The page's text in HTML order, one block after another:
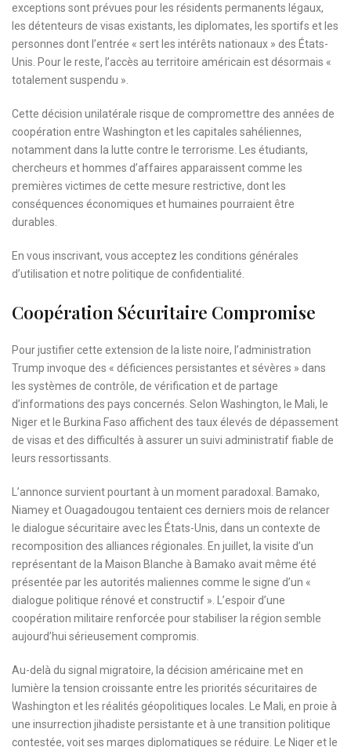
exceptions sont prévues pour les résidents permanents légaux,
les détenteurs de visas existants, les diplomates, les sportifs et les
personnes dont l’entrée « sert les intérêts nationaux » des États-
Unis. Pour le reste, l’accès au territoire américain est désormais «
totalement suspendu ».
Cette décision unilatérale risque de compromettre des années de
coopération entre Washington et les capitales sahéliennes,
notamment dans la lutte contre le terrorisme. Les étudiants,
chercheurs et hommes d’affaires apparaissent comme les
premières victimes de cette mesure restrictive, dont les
conséquences économiques et humaines pourraient être
durables.
En vous inscrivant, vous acceptez les conditions générales
d’utilisation et notre politique de confidentialité.
Coopération Sécuritaire Compromise
Pour justifier cette extension de la liste noire, l’administration
Trump invoque des « déficiences persistantes et sévères » dans
les systèmes de contrôle, de vérification et de partage
d’informations des pays concernés. Selon Washington, le Mali, le
Niger et le Burkina Faso affichent des taux élevés de dépassement
de visas et des difficultés à assurer un suivi administratif fiable de
leurs ressortissants.
L’annonce survient pourtant à un moment paradoxal. Bamako,
Niamey et Ouagadougou tentaient ces derniers mois de relancer
le dialogue sécuritaire avec les États-Unis, dans un contexte de
recomposition des alliances régionales. En juillet, la visite d’un
représentant de la Maison Blanche à Bamako avait même été
présentée par les autorités maliennes comme le signe d’un «
dialogue politique rénové et constructif ». L’espoir d’une
coopération militaire renforcée pour stabiliser la région semble
aujourd’hui sérieusement compromis.
Au-delà du signal migratoire, la décision américaine met en
lumière la tension croissante entre les priorités sécuritaires de
Washington et les réalités géopolitiques locales. Le Mali, en proie à
une insurrection jihadiste persistante et à une transition politique
contestée, voit ses marges diplomatiques se réduire. Le Niger et le